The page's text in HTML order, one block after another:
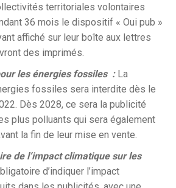
territoriales volontaires
36 mois le dispositif « Oui pub »
affiché sur leur boîte aux lettres
des imprimés.
les énergies fossiles : La
fossiles sera interdite dès le
Dès 2028, ce sera la publicité
plus polluants qui sera également
la fin de leur mise en vente.
de l’impact climatique sur les
d’indiquer l’impact